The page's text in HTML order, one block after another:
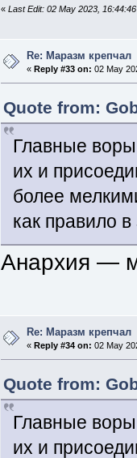
« Last Edit: 02 May 2023,
Re: Маразм крепчал
« Reply #33 on: 02 May
Quote from:
Главные воры
их и
более
как правило в
Анархия —
Re: Маразм крепчал
«Reply #34 on: 02 May
Quote from:
Главные воры
их и